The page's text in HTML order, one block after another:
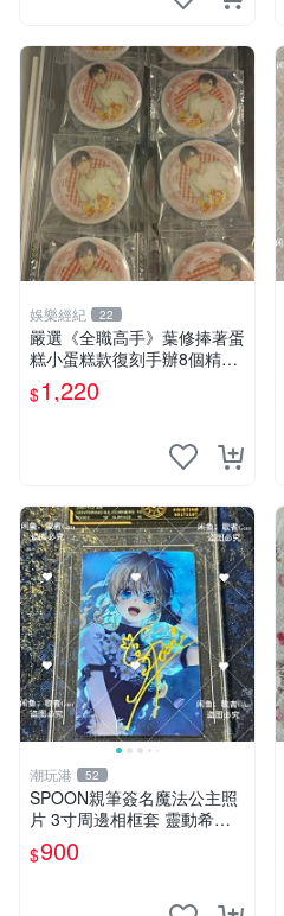
娛樂經紀 22
嚴選《全職高手》葉修捧著蛋
糕小蛋糕款復刻手辦8個精品
收藏 心耀共鳴 葉修 古早蛋糕
$1,220
潮玩港 52
SPOON親筆簽名魔法公主照
片 3寸周邊相框套 靈動希婭
限量周邊 魔法公主 希婭 現象
框
$900